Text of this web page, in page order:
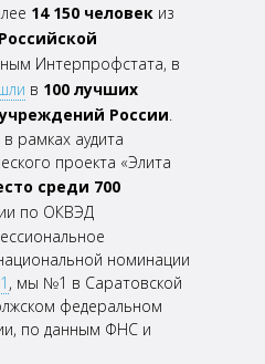
14 150 человек из
Интерпрофстата, в
в 100 лучших
России.
рамках аудита
проекта «Элита
среди 700
по ОКВЭД
номинации
, мы №1 в Саратовской
федеральном
по данным ФНС и